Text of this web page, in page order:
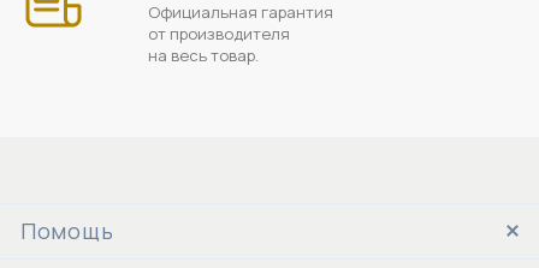
Официальная гарантия
от производителя
на весь товар.
Помощь